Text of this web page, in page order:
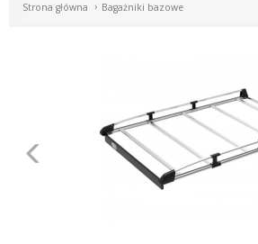
BOXY
Strona główna Bagażniki bazowe
Poprzednie